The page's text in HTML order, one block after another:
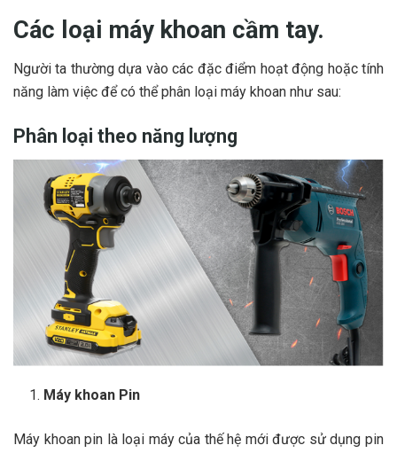
Các loại máy khoan cầm tay.
Người ta thường dựa vào các đặc điểm hoạt động hoặc tính
năng làm việc để có thể phân loại máy khoan như sau:
Phân loại theo năng lượng
Máy khoan Pin
Máy khoan pin là loại máy của thế hệ mới được sử dụng pin